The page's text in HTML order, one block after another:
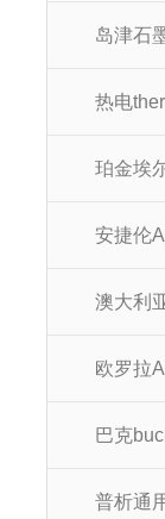
岛津石
热电
巴克
普析通